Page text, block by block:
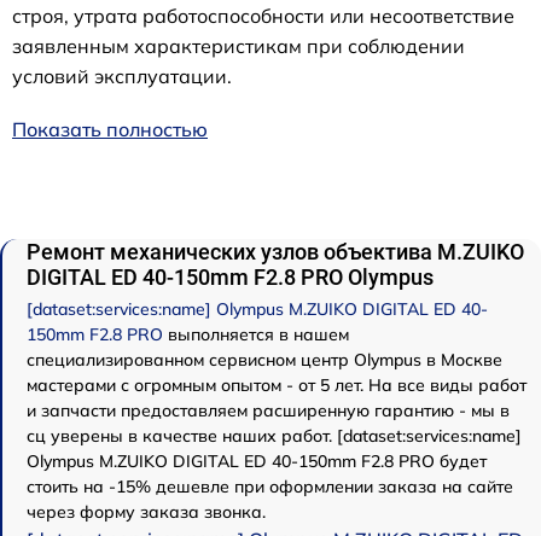
строя, утрата работоспособности или несоответствие
заявленным характеристикам при соблюдении
условий эксплуатации.
Показать полностью
Ремонт механических узлов объектива M.ZUIKO
DIGITAL ED 40-150mm F2.8 PRO Olympus
[dataset:services:name] Olympus M.ZUIKO DIGITAL ED 40-
150mm F2.8 PRO выполняется в нашем
специализированном сервисном центр Olympus в Москве
мастерами с огромным опытом - от 5 лет. На все виды работ
и запчасти предоставляем расширенную гарантию - мы в
сц уверены в качестве наших работ. [dataset:services:name]
Olympus M.ZUIKO DIGITAL ED 40-150mm F2.8 PRO будет
стоить на -15% дешевле при оформлении заказа на сайте
через форму заказа звонка.